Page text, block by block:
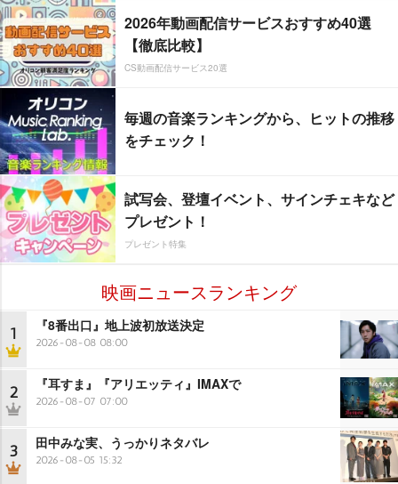
2026年動画配信サービスおすすめ40選
【徹底比較】
CS動画配信サービス20選
毎週の音楽ランキングから、ヒットの推移
をチェック！
試写会、登壇イベント、サインチェキなど
プレゼント！
プレゼント特集
映画ニュースランキング
1 『8番出口』地上波初放送決定
2026-08-08 08:00
2 『耳すま』『アリエッティ』IMAXで
2026-08-07 07:00
3 田中みな実、うっかりネタバレ
2026-08-05 15:32